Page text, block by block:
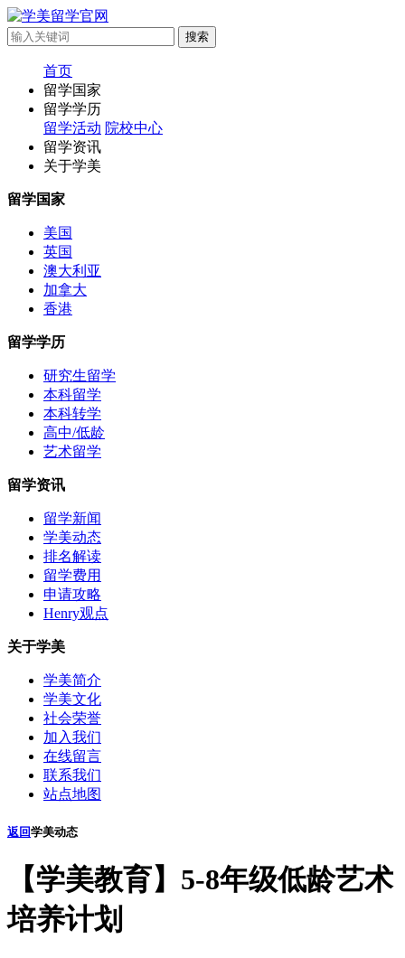
首页
留学国家
留学学历
留学活动 院校中心
留学资讯
关于学美
留学国家
美国
英国
澳大利亚
加拿大
香港
留学学历
研究生留学
本科留学
本科转学
高中/低龄
艺术留学
留学资讯
留学新闻
学美动态
排名解读
留学费用
申请攻略
Henry观点
关于学美
学美简介
学美文化
社会荣誉
加入我们
在线留言
联系我们
站点地图
返回学美动态
【学美教育】5-8年级低龄艺术
培养计划